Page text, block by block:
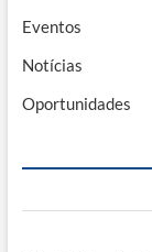
Eventos
Notícias
Oportunidades